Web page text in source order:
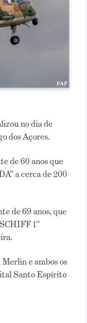
no dia de
dos Açores.
de 60 anos que
a cerca de 200
de 69 anos, que
1”
Merlin e ambos os
Santo Espírito